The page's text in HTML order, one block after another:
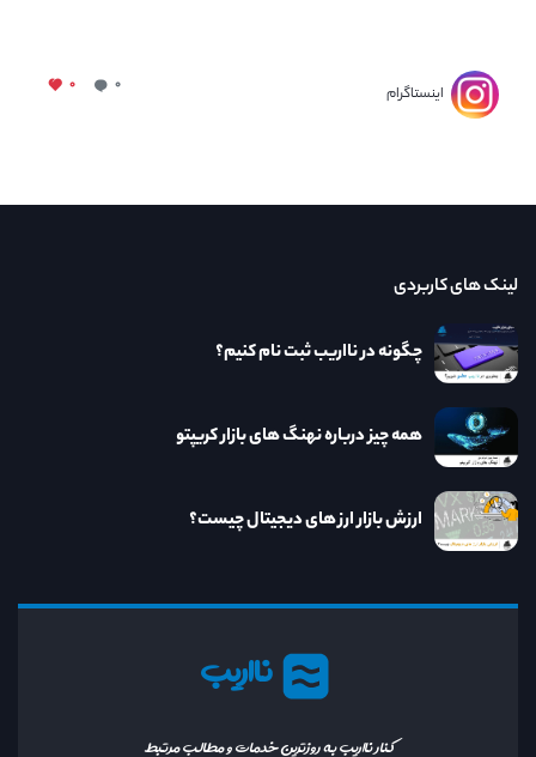
اینستاگرام ۰ ۰
نااریب
کنار نااریب به روزترین خدمات و مطالب مرتبط
لینک های کاربردی
چگونه در نااریب ثبت نام کنیم؟
همه چیز درباره نهنگ های بازار کریپتو
ارزش بازار ارز های دیجیتال چیست؟